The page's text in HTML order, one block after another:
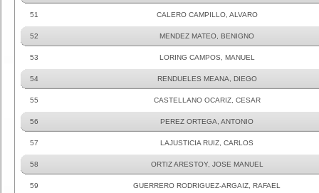
51 CALERO CAMPILLO, ALVARO
52 MENDEZ MATEO, BENIGNO
53 LORING CAMPOS, MANUEL
54 RENDUELES MEANA, DIEGO
55 CASTELLANO OCARIZ, CESAR
56 PEREZ ORTEGA, ANTONIO
57 LAJUSTICIA RUIZ, CARLOS
58 ORTIZ ARESTOY, JOSE MANUEL
59 GUERRERO RODRIGUEZ-ARGAIZ, RAFAEL